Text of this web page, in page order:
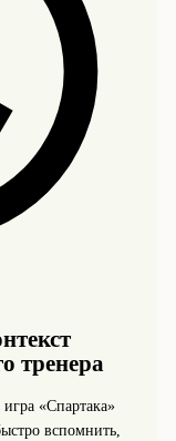
тренера
«Спартака»
вспомнить,